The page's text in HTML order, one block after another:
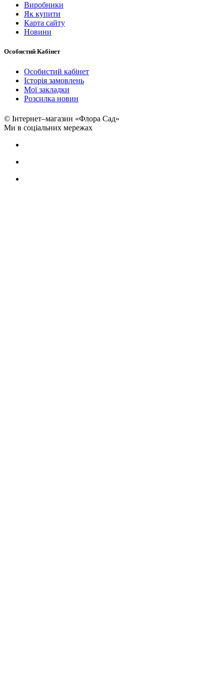
Виробники
Як купити
Карта сайту
Новини
Особистий Кабінет
Особистий кабінет
Історія замовлень
Мої закладки
Розсилка новин
© Інтернет–магазин «Флора Сад»
Ми в соціальних мережах